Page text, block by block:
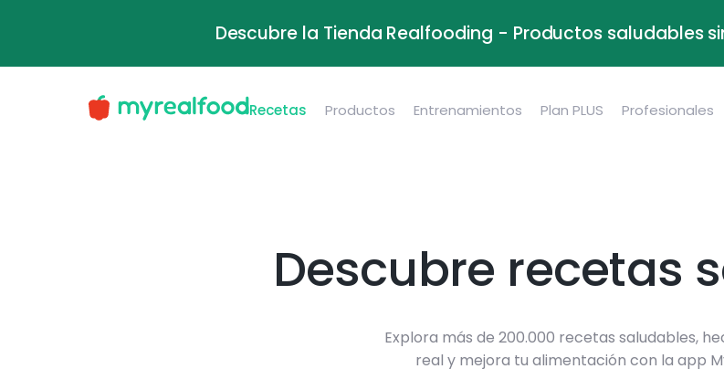
Descubre la Tienda Realfooding - Productos saludables
Recetas Productos Entrenamientos Plan PLUS Profesionales
Descubre recetas
Explora más de 200.000 recetas saludables,
real y mejora tu alimentación con la app